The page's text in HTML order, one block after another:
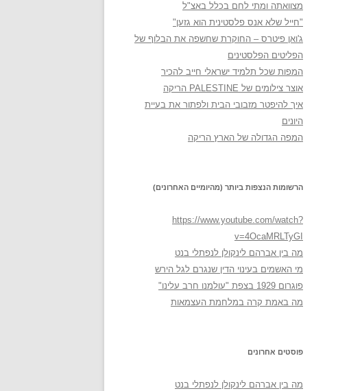
מצוואתה ומתי לחם בכלל באצ"ל
"חייל שלא אנס פלסטינית הוא גזען"
ג'ואן פיטרס – החוקרת שחשפה את הבלוף של
הפליטים הפלסטינים
המפות שכל תלמיד ישראלי חייב להכיר
אוצר צילומים של PALESTINE הריקה
איך להיפטר מזבובי הבית ולפתור את בעיית
היונים
המפה הגדולה של הארץ הריקה
הרשומות הנצפות ביותר (מהיומיים האחרונים)
https://www.youtube.com/watch?
v=4OcaMRLTyGI
מה בין אברהם לינקולן לנפתלי בנט
מי האשמים בעינוי הדין שנגרם לגל הירש
פוגרום 1929 בצפת "עולמנו חרב עלינו"
מה באמת קרה במלחמת העצמאות
פוסטים אחרונים
מה בין אברהם לינקולן לנפתלי בנט